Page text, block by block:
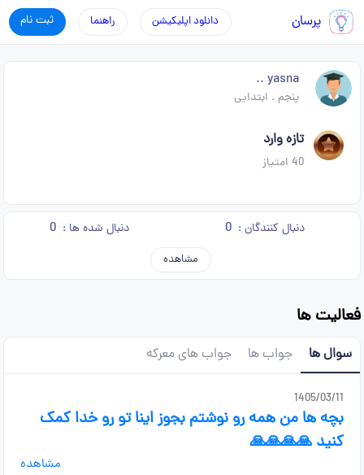
پرسان ثبت نام راهنما دانلود اپلیکیشن
yasna ..
پنجم . ابتدایی
تازه وارد
40 امتیاز
دنبال کنندگان : 0 دنبال شده ها : 0
مشاهده
فعالیت ها
سوال ها جواب ها جواب های معرکه
1405/03/11
بچه ها من همه رو نوشتم بجوز اینا تو رو خدا کمک
کنید 🙏🙏🙏🙏
مشاهده